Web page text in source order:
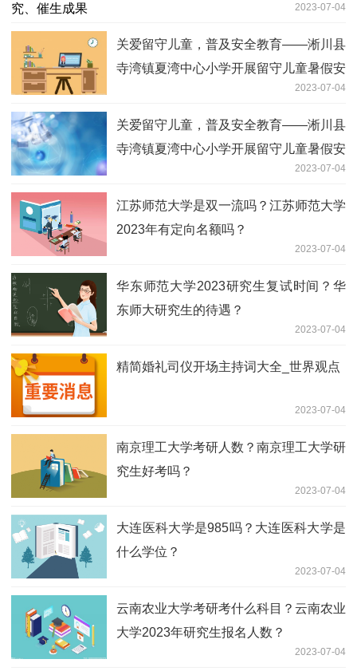
2023-07-04
关爱留守儿童，普及安全教育——淅川县
寺湾镇夏湾中心小学开展留守儿童暑假安
2023-07-04
关爱留守儿童，普及安全教育——淅川县
寺湾镇夏湾中心小学开展留守儿童暑假安
2023-07-04
江苏师范大学是双一流吗？江苏师范大学
2023年有定向名额吗？
2023-07-04
华东师范大学2023研究生复试时间？华
东师大研究生的待遇？
2023-07-04
精简婚礼司仪开场主持词大全_世界观点
2023-07-04
南京理工大学考研人数？南京理工大学研
究生好考吗？
2023-07-04
大连医科大学是985吗？大连医科大学是
什么学位？
2023-07-04
云南农业大学考研考什么科目？云南农业
大学2023年研究生报名人数？
2023-07-04